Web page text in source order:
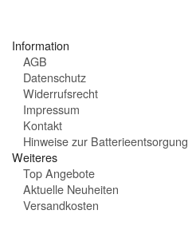
Information
AGB
Datenschutz
Widerrufsrecht
Impressum
Kontakt
Hinweise zur Batterieentsorgung
Weiteres
Top Angebote
Aktuelle Neuheiten
Versandkosten